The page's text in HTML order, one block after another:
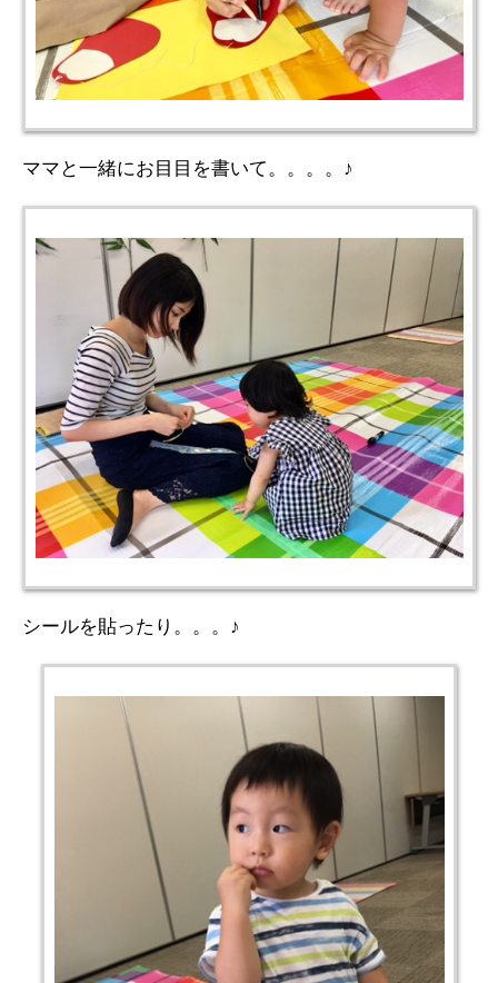
ママと一緒にお目目を書いて。。。。♪
シールを貼ったり。。。♪